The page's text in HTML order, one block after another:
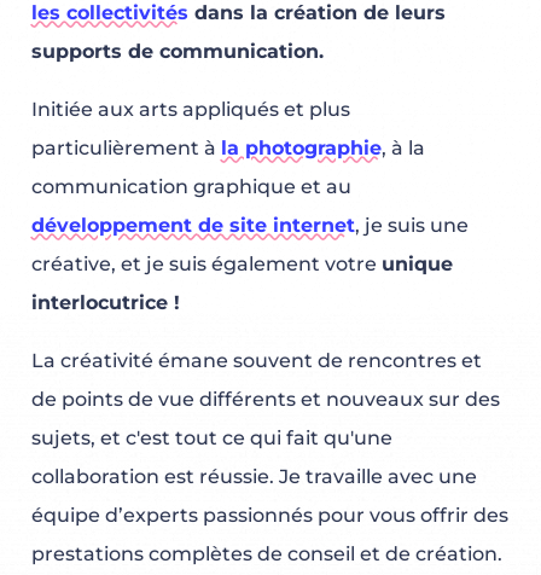
les collectivités dans la création de leurs
supports de communication.
Initiée aux arts appliqués et plus
particulièrement à la photographie, à la
communication graphique et au
développement de site internet, je suis une
créative, et je suis également votre unique
interlocutrice !
La créativité émane souvent de rencontres et
de points de vue différents et nouveaux sur des
sujets, et c'est tout ce qui fait qu'une
collaboration est réussie. Je travaille avec une
équipe d’experts passionnés pour vous offrir des
prestations complètes de conseil et de création.